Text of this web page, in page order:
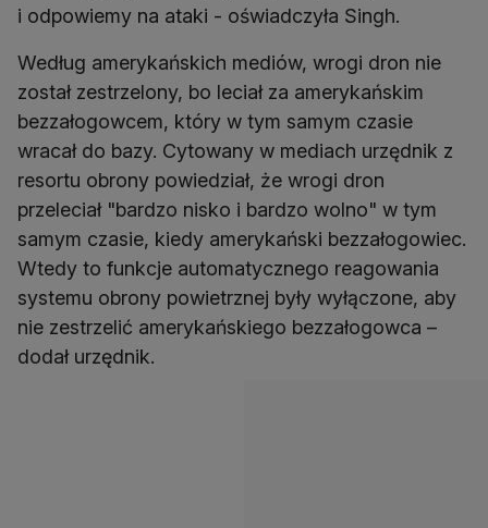
i odpowiemy na ataki - oświadczyła Singh.
Według amerykańskich mediów, wrogi dron nie
został zestrzelony, bo leciał za amerykańskim
bezzałogowcem, który w tym samym czasie
wracał do bazy. Cytowany w mediach urzędnik z
resortu obrony powiedział, że wrogi dron
przeleciał "bardzo nisko i bardzo wolno" w tym
samym czasie, kiedy amerykański bezzałogowiec.
Wtedy to funkcje automatycznego reagowania
systemu obrony powietrznej były wyłączone, aby
nie zestrzelić amerykańskiego bezzałogowca –
dodał urzędnik.